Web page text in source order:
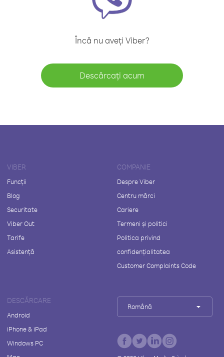
Încă nu aveți Viber?
Descărcați acum
VIBER
Funcții
Blog
Securitate
Viber Out
Tarife
Asistență
COMPANIE
Despre Viber
Centru mărci
Cariere
Termeni și politici
Politica privind
confidențialitatea
Customer Complaints Code
DESCĂRCARE
Android
iPhone & iPad
Windows PC
Română